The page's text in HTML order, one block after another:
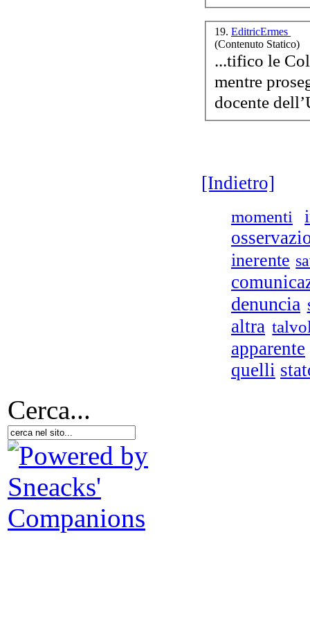
19. EditricErmes
(Contenuto Statico)
...tifico le
mentre
[Indietro]
momenti
inerente
denuncia
altra
apparente
quelli
Cerca...